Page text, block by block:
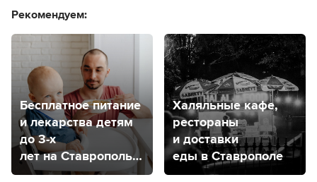
Рекомендуем:
Бесплатное питание
и лекарства детям
до 3-х
лет на Ставрополье:
как получить?
Халяльные кафе,
рестораны
и доставки
еды в Ставрополе